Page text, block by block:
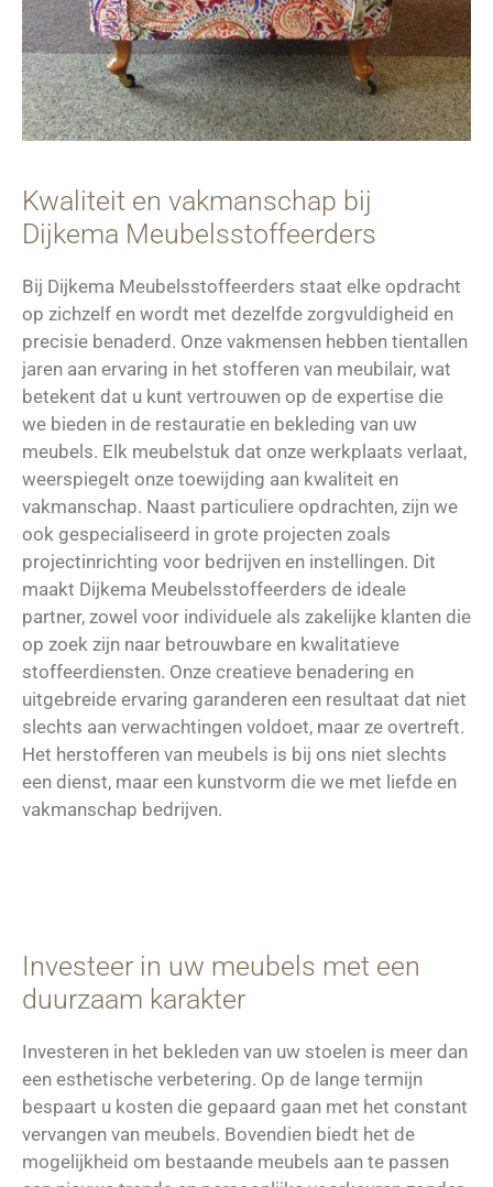
Kwaliteit en vakmanschap bij
Dijkema Meubelsstoffeerders
Bij Dijkema Meubelsstoffeerders staat elke opdracht
op zichzelf en wordt met dezelfde zorgvuldigheid en
precisie benaderd. Onze vakmensen hebben tientallen
jaren aan ervaring in het stofferen van meubilair, wat
betekent dat u kunt vertrouwen op de expertise die
we bieden in de restauratie en bekleding van uw
meubels. Elk meubelstuk dat onze werkplaats verlaat,
weerspiegelt onze toewijding aan kwaliteit en
vakmanschap. Naast particuliere opdrachten, zijn we
ook gespecialiseerd in grote projecten zoals
projectinrichting voor bedrijven en instellingen. Dit
maakt Dijkema Meubelsstoffeerders de ideale
partner, zowel voor individuele als zakelijke klanten die
op zoek zijn naar betrouwbare en kwalitatieve
stoffeerdiensten. Onze creatieve benadering en
uitgebreide ervaring garanderen een resultaat dat niet
slechts aan verwachtingen voldoet, maar ze overtreft.
Het herstofferen van meubels is bij ons niet slechts
een dienst, maar een kunstvorm die we met liefde en
vakmanschap bedrijven.
Investeer in uw meubels met een
duurzaam karakter
Investeren in het bekleden van uw stoelen is meer dan
een esthetische verbetering. Op de lange termijn
bespaart u kosten die gepaard gaan met het constant
vervangen van meubels. Bovendien biedt het de
mogelijkheid om bestaande meubels aan te passen